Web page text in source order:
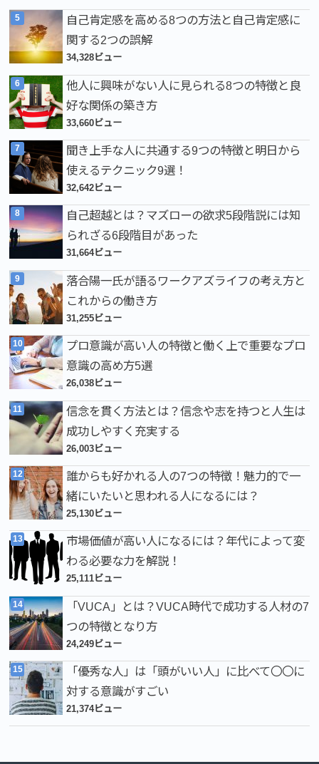
自己肯定感を高める8つの方法と自己肯定感に
関する2つの誤解
34,328ビュー
他人に興味がない人に見られる8つの特徴と良
好な関係の築き方
33,660ビュー
聞き上手な人に共通する9つの特徴と明日から
使えるテクニック9選！
32,642ビュー
自己超越とは？マズローの欲求5段階説には知
られざる6段階目があった
31,664ビュー
落合陽一氏が語るワークアズライフの考え方と
これからの働き方
31,255ビュー
プロ意識が高い人の特徴と働く上で重要なプロ
意識の高め方5選
26,038ビュー
信念を貫く方法とは？信念や志を持つと人生は
成功しやすく充実する
26,003ビュー
誰からも好かれる人の7つの特徴！魅力的で一
緒にいたいと思われる人になるには？
25,130ビュー
市場価値が高い人になるには？年代によって変
わる必要な力を解説！
25,111ビュー
「VUCA」とは？VUCA時代で成功する人材の7
つの特徴となり方
24,249ビュー
「優秀な人」は「頭がいい人」に比べて〇〇に
対する意識がすごい
21,374ビュー